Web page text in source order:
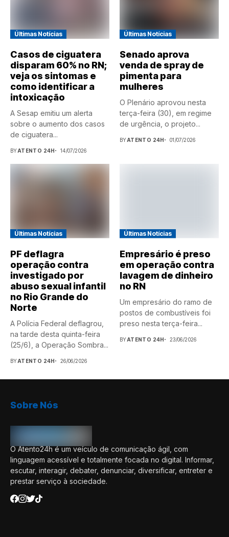
Últimas Notícias
Casos de ciguatera
disparam 60% no RN;
veja os sintomas e
como identificar a
intoxicação
A Sesap emitiu um alerta
sobre o aumento dos casos
de ciguatera...
BYATENTO 24H 14/07/2026
Últimas Notícias
Senado aprova
venda de spray de
pimenta para
mulheres
O Plenário aprovou nesta
terça-feira (30), em regime
de urgência, o projeto...
BYATENTO 24H 01/07/2026
Últimas Notícias
PF deflagra
operação contra
investigado por
abuso sexual infantil
no Rio Grande do
Norte
A Polícia Federal deflagrou,
na tarde desta quinta-feira
(25/6), a Operação Sombra...
BYATENTO 24H 26/06/2026
Últimas Notícias
Empresário é preso
em operação contra
lavagem de dinheiro
no RN
Um empresário do ramo de
postos de combustíveis foi
preso nesta terça-feira...
BYATENTO 24H 23/06/2026
Sobre Nós
O Atento24h é um veículo de comunicação ágil, com
linguagem acessível e totalmente focada no digital. Informar,
escutar, interagir, debater, denunciar, diversificar, entreter e
prestar serviço à sociedade.